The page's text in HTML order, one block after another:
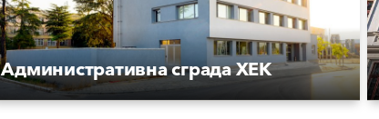
Административна сграда ХЕК